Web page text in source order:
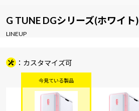
G TUNE DGシリーズ(ホワイ
LINEUP
カスタマイズ可